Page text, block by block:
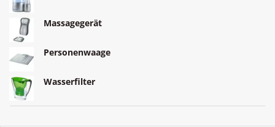
Massagegerät
Personenwaage
Wasserfilter